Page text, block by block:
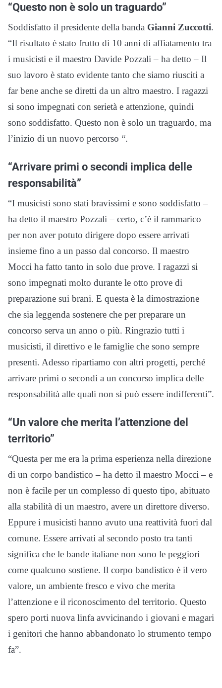
“Questo non è solo un traguardo”
Soddisfatto il presidente della banda Gianni Zuccotti.
“Il risultato è stato frutto di 10 anni di affiatamento tra
i musicisti e il maestro Davide Pozzali – ha detto – Il
suo lavoro è stato evidente tanto che siamo riusciti a
far bene anche se diretti da un altro maestro. I ragazzi
si sono impegnati con serietà e attenzione, quindi
sono soddisfatto. Questo non è solo un traguardo, ma
l’inizio di un nuovo percorso “.
“Arrivare primi o secondi implica delle
responsabilità”
“I musicisti sono stati bravissimi e sono soddisfatto –
ha detto il maestro Pozzali – certo, c’è il rammarico
per non aver potuto dirigere dopo essere arrivati
insieme fino a un passo dal concorso. Il maestro
Mocci ha fatto tanto in solo due prove. I ragazzi si
sono impegnati molto durante le otto prove di
preparazione sui brani. E questa è la dimostrazione
che sia leggenda sostenere che per preparare un
concorso serva un anno o più. Ringrazio tutti i
musicisti, il direttivo e le famiglie che sono sempre
presenti. Adesso ripartiamo con altri progetti, perché
arrivare primi o secondi a un concorso implica delle
responsabilità alle quali non si può essere indifferenti”.
“Un valore che merita l’attenzione del
territorio”
“Questa per me era la prima esperienza nella direzione
di un corpo bandistico – ha detto il maestro Mocci – e
non è facile per un complesso di questo tipo, abituato
alla stabilità di un maestro, avere un direttore diverso.
Eppure i musicisti hanno avuto una reattività fuori dal
comune. Essere arrivati al secondo posto tra tanti
significa che le bande italiane non sono le peggiori
come qualcuno sostiene. Il corpo bandistico è il vero
valore, un ambiente fresco e vivo che merita
l’attenzione e il riconoscimento del territorio. Questo
spero porti nuova linfa avvicinando i giovani e magari
i genitori che hanno abbandonato lo strumento tempo
fa”.